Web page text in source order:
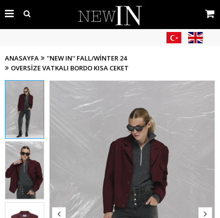
ANASAYFA
''NEW IN'' FALL/WİNTER 24
OVERSIZE VATKALI BORDO KISA CEKET